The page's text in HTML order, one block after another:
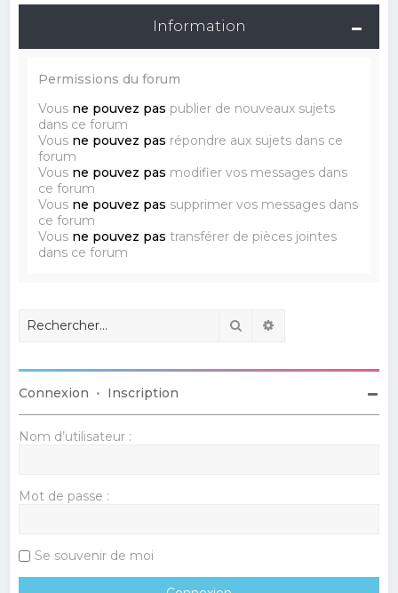
Information
Permissions du forum
Vous ne pouvez pas publier de nouveaux sujets
dans ce forum
Vous ne pouvez pas répondre aux sujets dans ce
forum
Vous ne pouvez pas modifier vos messages dans
ce forum
Vous ne pouvez pas supprimer vos messages dans
ce forum
Vous ne pouvez pas transférer de pièces jointes
dans ce forum
Rechercher
Connexion • Inscription
Nom d’utilisateur :
Mot de passe :
Se souvenir de moi